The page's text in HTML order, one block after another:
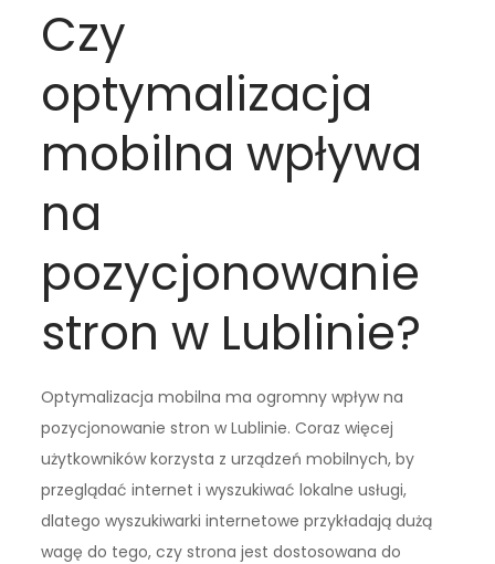
Czy
optymalizacja
mobilna wpływa
na
pozycjonowanie
stron w Lublinie?
Optymalizacja mobilna ma ogromny wpływ na
pozycjonowanie stron w Lublinie. Coraz więcej
użytkowników korzysta z urządzeń mobilnych, by
przeglądać internet i wyszukiwać lokalne usługi,
dlatego wyszukiwarki internetowe przykładają dużą
wagę do tego, czy strona jest dostosowana do